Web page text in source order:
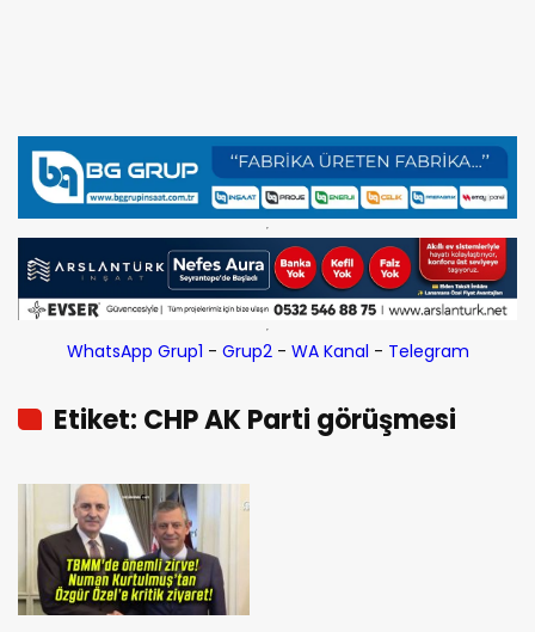
WhatsApp Grup1 - Grup2- WA Kanal - Telegram
Etiket: CHP AK Parti görüşmesi